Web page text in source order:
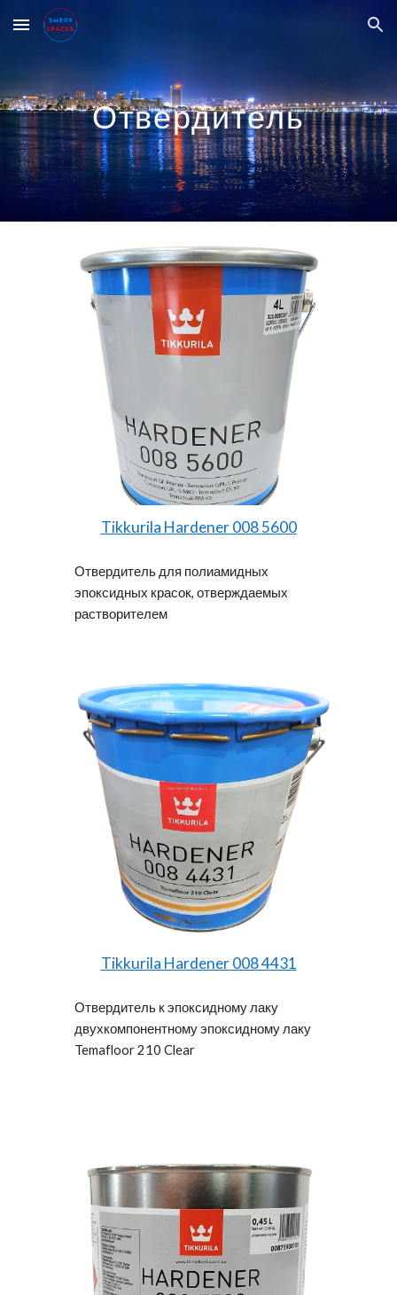
Skip to main content Skip to navigation
Отвердитель
Tikkurila Hardener 008 5600
Отвердитель для полиамидных
эпоксидных красок, отверждаемых
растворителем
Tikkurila Hardener 008 4431
Отвердитель к эпоксидному лаку
двухкомпонентному эпоксидному лаку
Temafloor 210 Clear